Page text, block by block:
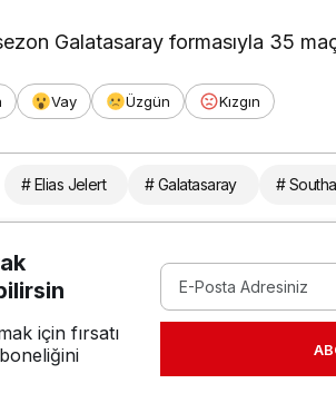
Galatasaray formasıyla 35
Vay Üzgün Kızgın
# Elias Jelert # Galatasaray #
için fırsatı